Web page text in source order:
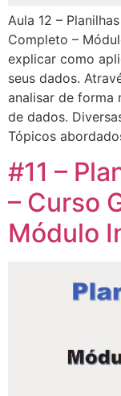
Aula 12 –
Completo –
explicar como
seus dados.
analisar de forma
de dados.
Tópicos
#11 –
– Curso
Módulo